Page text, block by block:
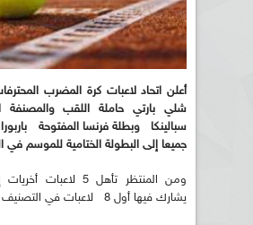
أعلن اتحاد لاعبات كرة المضرب
شلي بارتي حاملة اللقب والمصنفة
سبالينكا وبطلة فرنسا المفتوحة
جميعا إلى البطولة الختامية للموسم
ومن المنتظر تأهل 5
يشارك فيها أول 8 لاعبات في التصنيف العالمي.